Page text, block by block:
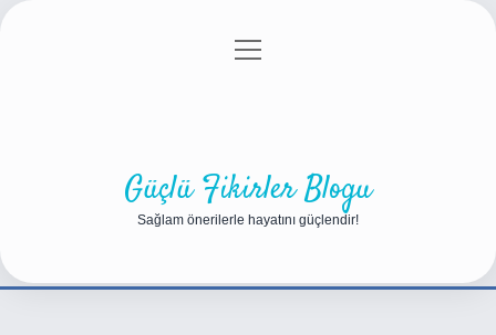
Gizlilik Politikası
menüyü
Güçlü Fikirler Blogu
Sağlam önerilerle hayatını güçlendir!